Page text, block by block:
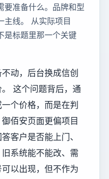
要准备什么。品牌和型
主线。 从实际项目
是标题里那一个关键
动，后台换成信创
这个问题背后，通
个价格，而是在判
佰安页面更偏项目
客户是否能上门、
系统能不能改、需
以出现，但不作为